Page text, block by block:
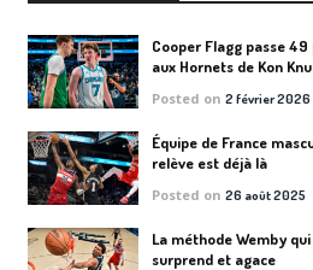
Cooper Flagg passe
aux Hornets de Kon
Posted on2 février 2026
Équipe de France
relève est déjà là
Posted on26 août 2025
La méthode Wemby qui
surprend et agace